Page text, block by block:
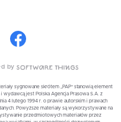
by
sygnowane skrótem „PAP” stanowią element
wydawcą jest Polska Agencja Prasowa S.A. z
4 lutego 1994 r. o prawie autorskim i prawach
Powyższe materiały są wykorzystywane na
przedmiotowych materiałów przez